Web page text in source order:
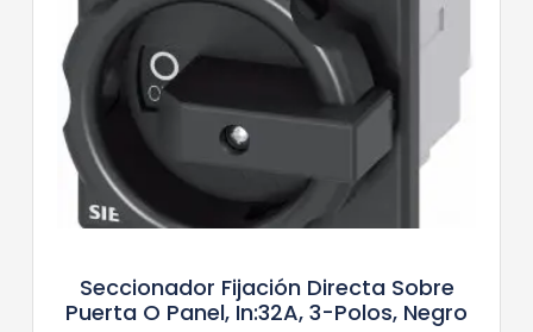
Seccionador Fijación Directa Sobre
Puerta O Panel, In:32A, 3-Polos, Negro